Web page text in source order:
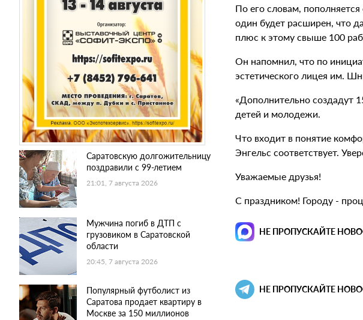
Саратовскую долгожительницу
поздравили с 99-летием
21:01, 7 августа 2026
Мужчина погиб в ДТП с
грузовиком в Саратовской
области
20:45, 7 августа 2026
Популярный футболист из
Саратова продает квартиру в
Москве за 150 миллионов
По его словам,
один будет расширен, что
плюс к этому свыше 100
Он напомнил, что по
эстетического лицея им.
«Дополнительно создадут
детей и молодежи.
Что входит в понятие
Энгельс соответствует.
Уважаемые друзья!
С праздником! Городу -
НЕ ПРОПУСКАЙТЕ
НЕ ПРОПУСКАЙТЕ